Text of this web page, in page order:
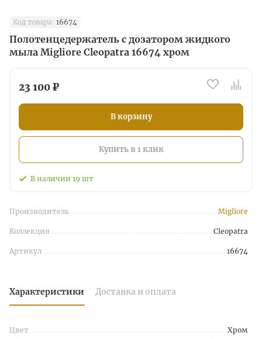
Код товара: 16674
Полотенцедержатель с дозатором жидкого
мыла Migliore Cleopatra 16674 хром
23 100 ₽
В корзину
Купить в 1 клик
В наличии 19 шт
Производитель Migliore
Коллекция Cleopatra
Артикул 16674
Характеристики Доставка и оплата
Цвет
Хром